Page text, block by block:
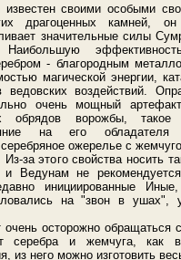
своими особыми
драгоценных камней, он
значительные силы
Наибольшую
- благородным
магической энергии,
ведовских воздействий.
очень мощный
обрядов ворожбы, такое
на его
ожерелье с
за этого свойства носить
Ведунам не
инициированные Иные,
на "звон в ушах",
осторожно
серебра и жемчуга, как
из него можно изготовить